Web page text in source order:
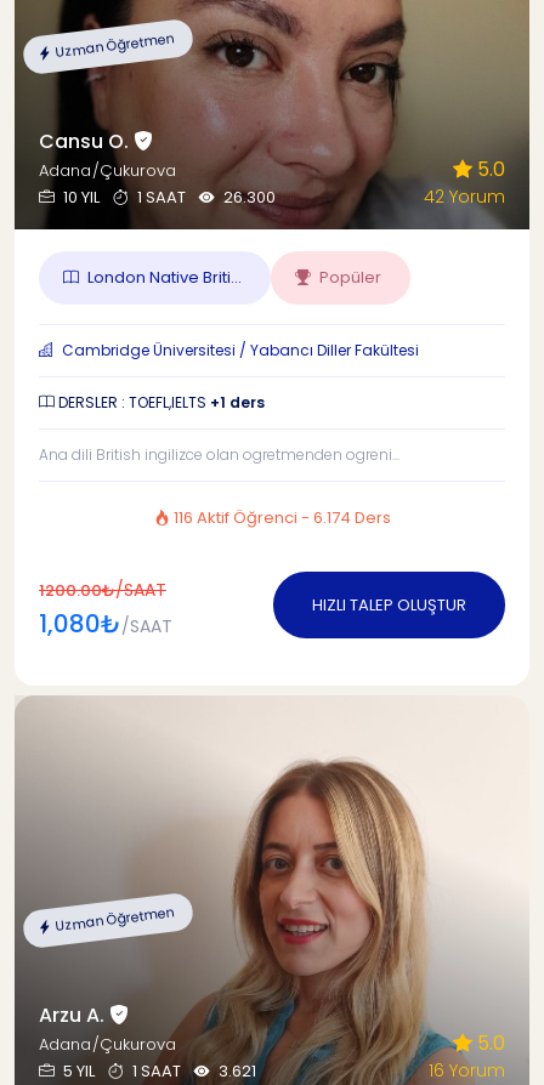
Uzman Öğretmen
Cansu O.
Adana/Çukurova
10 YIL
1 SAAT 26.300
5.0
42 Yorum
London Native Briti... Popüler
Cambridge Üniversitesi / Yabancı Diller Fakültesi
DERSLER : TOEFL,IELTS +1 ders
Ana dili British ingilizce olan ogretmenden ogreni...
116 Aktif Öğrenci - 6.174 Ders
1200.00₺/SAAT
1,080₺/SAAT
HIZLI TALEP OLUŞTUR
Uzman Öğretmen
Arzu A.
Adana/Çukurova
5 YIL
1 SAAT 3.621
5.0
16 Yorum